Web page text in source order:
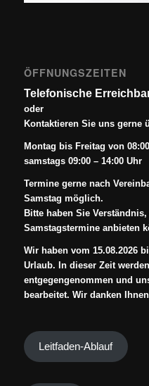
ÖFFNUNGSZEITEN
Telefonische
oder
Kontaktieren Sie uns gerne
Montag bis Freitag von
samstags 09:00 – 14:00 Uhr
Termine gerne nach
Samstag möglich.
Bitte haben Sie
Samstagstermine anbieten
Wir haben vom 15.08.2026
Urlaub. In dieser Zeit
entgegengenommen und
bearbeitet. Wir danken
Leitfaden-Ablauf